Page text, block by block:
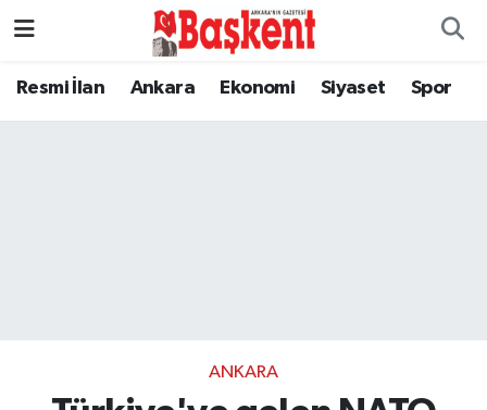
Resmi İlan Ankara Ekonomi Siyaset Spor
ANKARA